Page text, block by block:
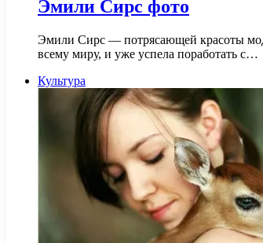
Эмили Сирс фото
Эмили Сирс — потрясающей красоты
всему миру, и уже успела поработать с…
Культура